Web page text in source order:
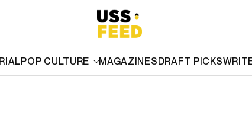
POP CULTURE MAGAZINESDRAFT PICKS